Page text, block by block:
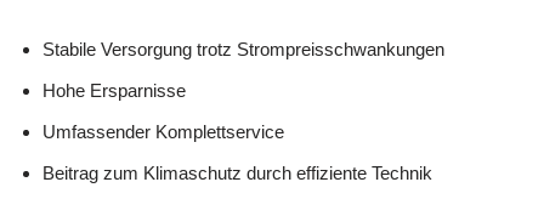
Stabile Versorgung trotz Strompreisschwankungen
Hohe Ersparnisse
Umfassender Komplettservice
Beitrag zum Klimaschutz durch effiziente Technik